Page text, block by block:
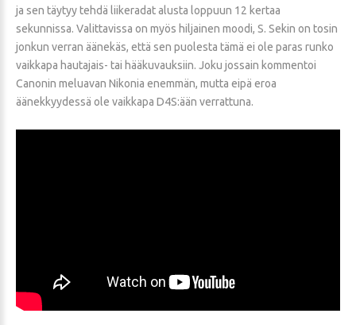
ja sen täytyy tehdä liikeradat alusta loppuun 12 kertaa
sekunnissa. Valittavissa on myös hiljainen moodi, S. Sekin on tosin
jonkun verran äänekäs, että sen puolesta tämä ei ole paras runko
vaikkapa hautajais- tai hääkuvauksiin. Joku jossain kommentoi
Canonin meluavan Nikonia enemmän, mutta eipä eroa
äänekkyydessä ole vaikkapa D4S:ään verrattuna.